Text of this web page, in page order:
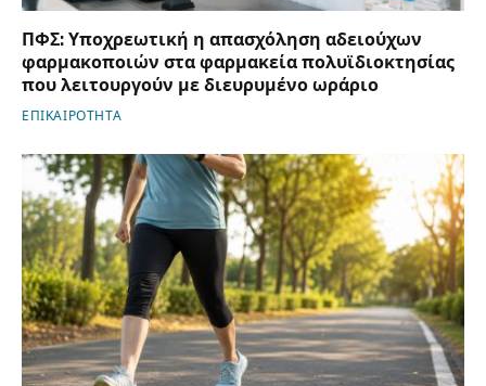
ΠΦΣ: Υποχρεωτική η απασχόληση αδειούχων
φαρμακοποιών στα φαρμακεία πολυϊδιοκτησίας
που λειτουργούν με διευρυμένο ωράριο
ΕΠΙΚΑΙΡΟΤΗΤΑ